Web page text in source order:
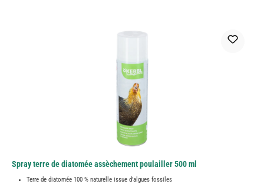
Spray terre de diatomée assèchement poulailler 500 ml
Terre de diatomée 100 % naturelle issue d'algues fossiles